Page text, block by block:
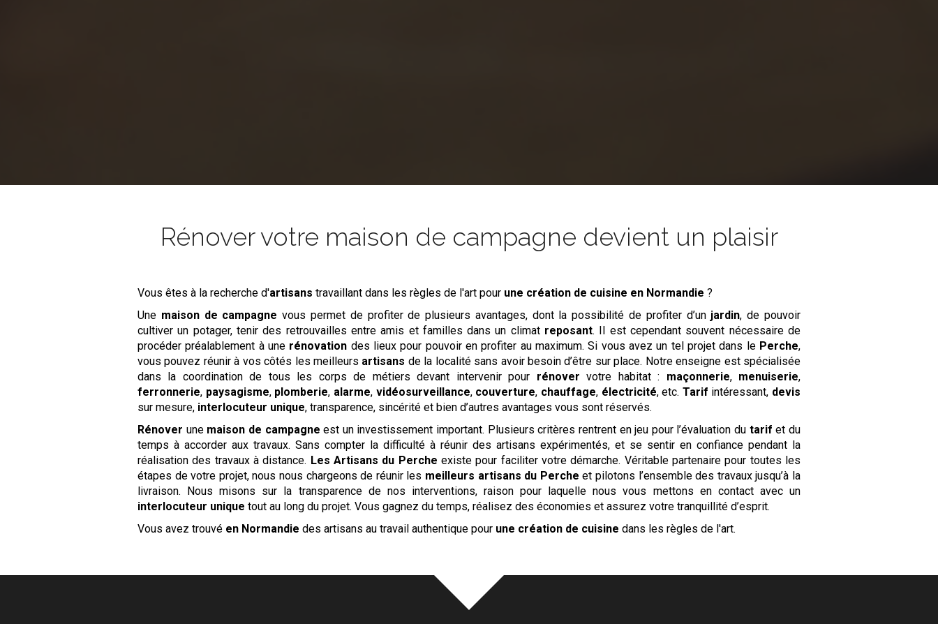
Rénover votre maison de campagne devient un plaisir
Vous êtes à la recherche d'artisanstravaillant dans les règles de l'art pour une création de cuisine en Normandie ?
Une maison de campagne vous permet de profiter de plusieurs avantages, dont la possibilité de profiter d’un jardin, de pouvoir
cultiver un potager, tenir des retrouvailles entre amis et familles dans un climat reposant. Il est cependant souvent nécessaire de
procéder préalablement à une rénovation des lieux pour pouvoir en profiter au maximum. Si vous avez un tel projet dans le Perche,
vous pouvez réunir à vos côtés les meilleurs artisans de la localité sans avoir besoin d’être sur place. Notre enseigne est spécialisée
dans la coordination de tous les corps de métiers devant intervenir pour rénover votre habitat : maçonnerie, menuiserie,
ferronnerie, paysagisme, plomberie, alarme, vidéosurveillance, couverture, chauffage, électricité, etc. Tarif intéressant, devis
sur mesure, interlocuteur unique, transparence, sincérité et bien d’autres avantages vous sont réservés.
Rénover une maison de campagne est un investissement important. Plusieurs critères rentrent en jeu pour l’évaluation du tarif et du
temps à accorder aux travaux. Sans compter la difficulté à réunir des artisans expérimentés, et se sentir en confiance pendant la
réalisation des travaux à distance. Les Artisans du Perche existe pour faciliter votre démarche. Véritable partenaire pour toutes les
étapes de votre projet, nous nous chargeons de réunir les meilleurs artisans du Percheet pilotons l’ensemble des travaux jusqu’à la
livraison. Nous misons sur la transparence de nos interventions, raison pour laquelle nous vous mettons en contact avec un
interlocuteur unique tout au long du projet. Vous gagnez du temps, réalisez des économies et assurez votre tranquillité d’esprit.
Vous avez trouvé en Normandie des artisans au travail authentique pour une création de cuisine dans les règles de l'art.